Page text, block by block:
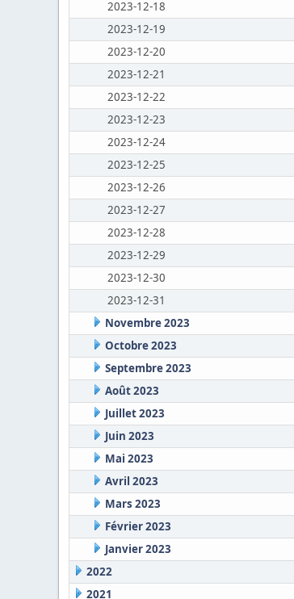
2023-12-18
2023-12-19
2023-12-20
2023-12-21
2023-12-22
2023-12-23
2023-12-24
2023-12-25
2023-12-26
2023-12-27
2023-12-28
2023-12-29
2023-12-30
2023-12-31
Novembre 2023
Octobre 2023
Septembre 2023
Août 2023
Juillet 2023
Juin 2023
Mai 2023
Avril 2023
Mars 2023
Février 2023
Janvier 2023
2022
2021